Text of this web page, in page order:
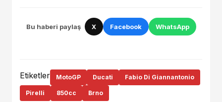
Bu haberi paylaş X Facebook WhatsApp
Etiketler MotoGP Ducati Fabio Di Giannantonio
Pirelli 850cc Brno